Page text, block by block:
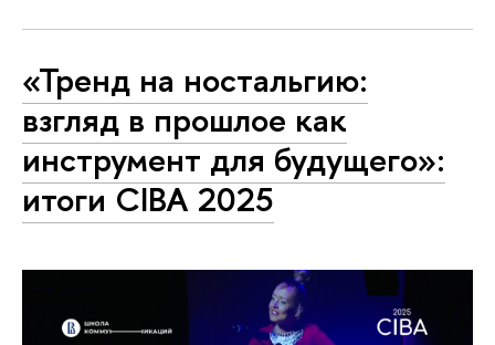
«Тренд на ностальгию:
взгляд в прошлое как
инструмент для будущего»:
итоги CIBA 2025